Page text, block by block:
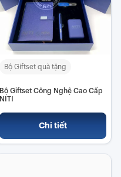
Bộ Giftset quà tặng
Bộ Giftset Công Nghệ Cao Cấp
NITI
Chi tiết